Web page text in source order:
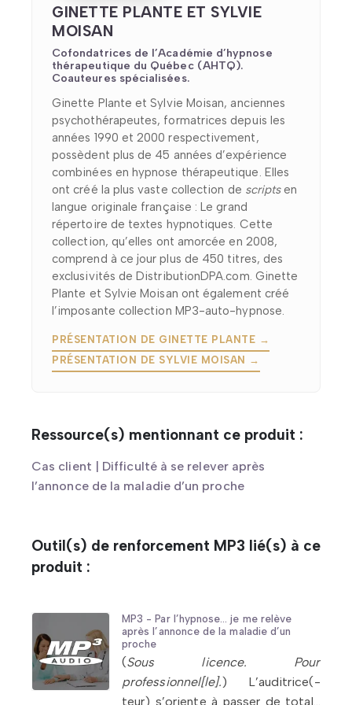
GINETTE PLANTE ET SYLVIE
MOISAN
Cofondatrices de l’Académie d’hypnose
thérapeutique du Québec (AHTQ).
Coauteures spécialisées.
Ginette Plante et Sylvie Moisan, anciennes
psychothérapeutes, formatrices depuis les
années 1990 et 2000 respectivement,
possèdent plus de 45 années d’expérience
combinées en hypnose thérapeutique. Elles
ont créé la plus vaste collection de scriptsen
langue originale française : Le grand
répertoire de textes hypnotiques. Cette
collection, qu’elles ont amorcée en 2008,
comprend à ce jour plus de 450 titres, des
exclusivités de DistributionDPA.com. Ginette
Plante et Sylvie Moisan ont également créé
l’imposante collection MP3-auto-hypnose.
PRÉSENTATION DE GINETTE PLANTE →
PRÉSENTATION DE SYLVIE MOISAN →
Ressource(s) mentionnant ce produit :
Cas client | Difficulté à se relever après
l’annonce de la maladie d’un proche
Outil(s) de renforcement MP3 lié(s) à ce
produit :
MP3 - Par l’hypnose… je me relève
après l’annonce de la maladie d’un
proche
(Sous licence. Pour
professionnel[le].) L’auditrice(-
teur) s’oriente à passer de totale